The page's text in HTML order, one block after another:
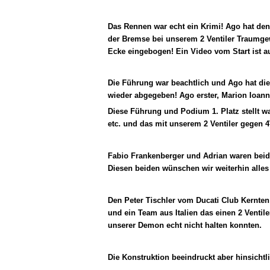
Das Rennen war echt ein Krimi! Ago hat
der Bremse bei unserem 2 Ventiler
Ecke eingebogen! Ein Video vom
Die Führung war beachtlich und Ago hat
wieder abgegeben! Ago erster, Marion
Diese Führung und Podium 1. Platz stellt
etc. und das mit unserem 2 Ventiler
Fabio Frankenberger und Adrian waren
Diesen beiden wünschen wir weiterhin
Den Peter Tischler vom Ducati Club
und ein Team aus Italien das einen 2
unserer Demon echt nicht halten
Die Konstruktion beeindruckt aber